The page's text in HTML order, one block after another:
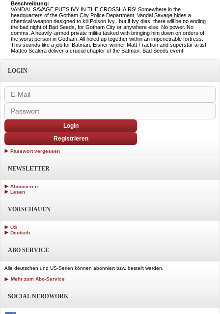
Beschreibung:
VANDAL SAVAGE PUTS IVY IN THE CROSSHAIRS! Somewhere in the
headquarters of the Gotham City Police Department, Vandal Savage hides a
chemical weapon designed to kill Poison Ivy...but if Ivy dies, there will be no ending
the bad night of Bad Seeds, for Gotham City or anywhere else. No power. No
comms. A heavily-armed private militia tasked with bringing him down on orders of
the worst person in Gotham. All holed up together within an impenetrable fortress.
This sounds like a job for Batman. Eisner winner Matt Fraction and superstar artist
Matteo Scalera deliver a crucial chapter of the Batman: Bad Seeds event!
LOGIN
Login
Registrieren
Passwort vergessen
NEWSLETTER
Abonnieren
Lesen
VORSCHAUEN
US
Deutsch
ABO SERVICE
Alle deutschen und US-Serien können abonniert bzw. bestellt werden.
Mehr zum Abo-Service
SOCIAL NERDWORK